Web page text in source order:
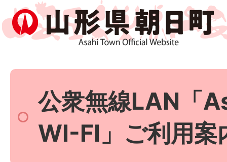
公衆無線LAN「
WI-FI」ご利用案